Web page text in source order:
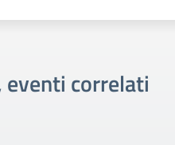
correlati